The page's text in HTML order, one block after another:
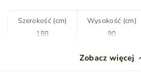
Szerokość (cm)
188
Wysokość (cm)
90
Zobacz więcej